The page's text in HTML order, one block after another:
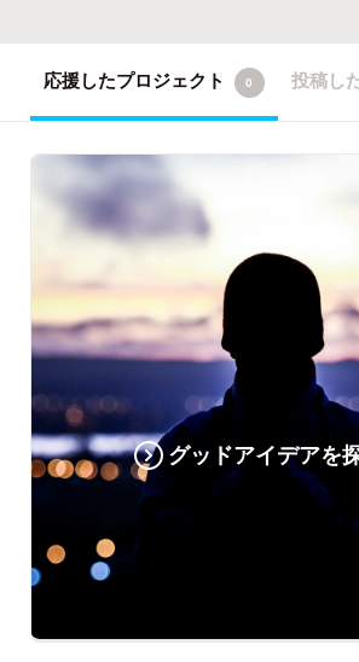
応援したプロジェクト 0 投稿し
グッドアイデアを